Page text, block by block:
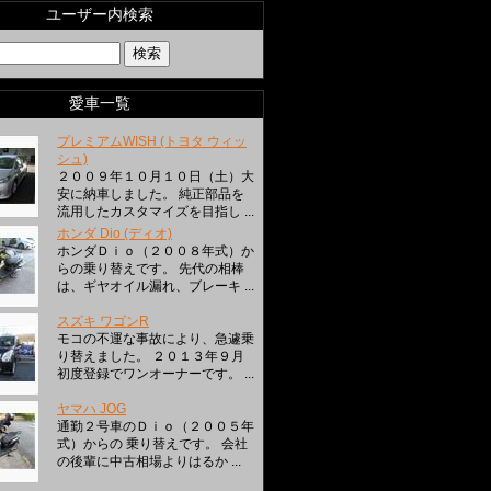
ユーザー内検索
愛車一覧
プレミアムWISH (トヨタ ウィッ
シュ)
２００９年１０月１０日（土）大
安に納車しました。 純正部品を
流用したカスタマイズを目指し ...
ホンダ Dio (ディオ)
ホンダＤｉｏ（２００８年式）か
らの乗り替えです。 先代の相棒
は、ギヤオイル漏れ、ブレーキ ...
スズキ ワゴンR
モコの不運な事故により、急遽乗
り替えました。 ２０１３年９月
初度登録でワンオーナーです。 ...
ヤマハ JOG
通勤２号車のＤｉｏ（２００５年
式）からの 乗り替えです。 会社
の後輩に中古相場よりはるか ...